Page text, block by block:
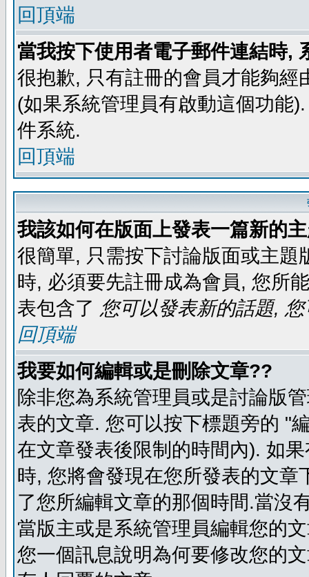
回頂端
當我按下使用者電子郵件連結時,
很抱歉, 只有註冊的會員才能夠
(如果系統管理員有啟動這個功能
件系統.
回頂端
我該如何在版面上發表一篇新的
很簡單, 只需按下討論版面或主
時, 必須要先註冊成為會員, 您所
表包含了 您可以發表新的話題,
回頂端
我要如何編輯或是刪除文章??
除非您為系統管理員或是討論版
表的文章. 您可以按下標題旁的 "
在文章發表後限制的時間內). 如
時, 您將會發現在您所發表的文
了您所編輯文章的那個時間.當沒
當版主或是系統管理員編輯您的
您一個訊息說明為何要修改您的